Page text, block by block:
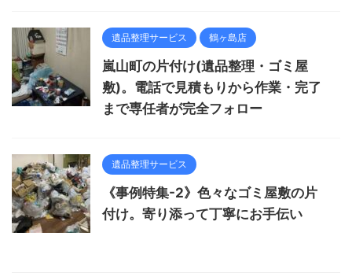
遺品整理サービス 鶴ヶ島店
嵐山町の片付け(遺品整理・ゴミ屋
敷)。電話で見積もりから作業・完了
まで専任者が完全フォロー
遺品整理サービス
《事例特集-2》色々なゴミ屋敷の片
付け。寄り添って丁寧にお手伝い